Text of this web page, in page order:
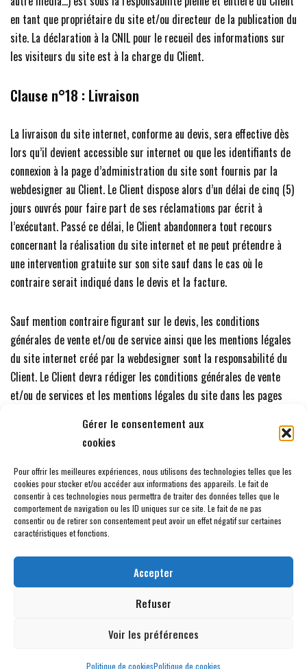
Gérer le consentement aux
cookies
Pour offrir les meilleures expériences, nous utilisons des technologies telles que les
cookies pour stocker et/ou accéder aux informations des appareils. Le fait de
consentir à ces technologies nous permettra de traiter des données telles que le
comportement de navigation ou les ID uniques sur ce site. Le fait de ne pas
consentir ou de retirer son consentement peut avoir un effet négatif sur certaines
caractéristiques et fonctions.
Accepter
Refuser
Voir les préférences
Politique de cookiesPolitique de cookies
en tant que propriétaire du site et/ou directeur de la publication du
site. La déclaration à la CNIL pour le recueil des informations sur
les visiteurs du site est à la charge du Client.
Clause n°18 : Livraison
La livraison du site internet, conforme au devis, sera effective dès
lors qu’il devient accessible sur internet ou que les identifiants de
connexion à la page d’administration du site sont fournis par la
webdesigner au Client. Le Client dispose alors d’un délai de cinq (5)
jours ouvrés pour faire part de ses réclamations par écrit à
l’exécutant. Passé ce délai, le Client abandonnera tout recours
concernant la réalisation du site internet et ne peut prétendre à
une intervention gratuite sur son site sauf dans le cas où le
contraire serait indiqué dans le devis et la facture.
Sauf mention contraire figurant sur le devis, les conditions
générales de vente et/ou de service ainsi que les mentions légales
du site internet créé par la webdesigner sont la responsabilité du
Client. Le Client devra rédiger les conditions générales de vente
et/ou de services et les mentions légales du site dans les pages
nullement responsable du non respect des obligations légales du
propriétaire du site et/ou de son directeur de publication. Elle n’est
pas non plus responsable de la publication d’images et de textes du
Client ou du directeur de la publication du site. Elle décline toute
responsabilité en cas de non respect des droits d’auteur ou des
droits d’exploitation du contenu publié sur le site par le Client ou le
directeur de la publication du site créé par la webdesigner.
Accueil Site internet Audit internet
Portfolio
Contact
Politique de cookies (UE)